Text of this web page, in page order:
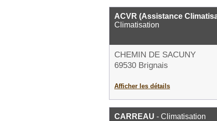
ACVR (Assistance
Climatisation
CHEMIN DE SACUNY
69530 Brignais
Afficher les détails
CARREAU - Climatisation